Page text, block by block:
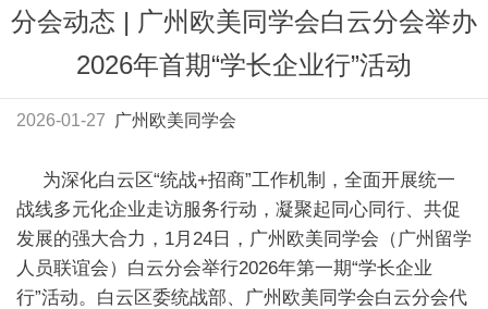
分会动态 | 广州欧美同学会白云分会举办
2026年首期“学长企业行”活动
2026-01-27 广州欧美同学会
为深化白云区“统战+招商”工作机制，全面开展统一
战线多元化企业走访服务行动，凝聚起同心同行、共促
发展的强大合力，1月24日，广州欧美同学会（广州留学
人员联谊会）白云分会举行2026年第一期“学长企业
行”活动。白云区委统战部、广州欧美同学会白云分会代